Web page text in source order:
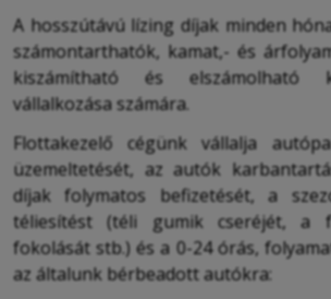
A hosszútávú lízing díjak minden
számontarthatók, kamat,- és
kiszámítható és elszámolható
vállalkozása számára.
Flottakezelő cégünk vállalja
üzemeltetését, az autók
díjak folymatos befizetését, a
téliesítést (téli gumik cseréjét, a
fokolását stb.) és a 0-24 órás,
az általunk bérbeadott autókra: